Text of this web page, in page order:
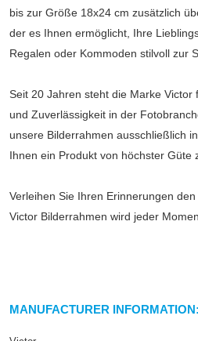
bis zur Größe 18x24 cm zusätzlich
der es Ihnen ermöglicht, Ihre
Regalen oder Kommoden stilvoll zur
Seit 20 Jahren steht die Marke
und Zuverlässigkeit in der
unsere Bilderrahmen ausschließlich
Ihnen ein Produkt von höchster Güte
Verleihen Sie Ihren Erinnerungen
Victor Bilderrahmen wird jeder
MANUFACTURER INFORMATION: